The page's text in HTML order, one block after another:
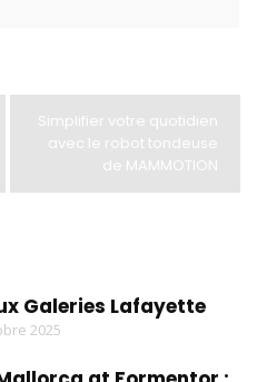
Simplifier votre quotidien
avec le robot tondeuse
de MAMMOTION
Galeries Lafayette
2025